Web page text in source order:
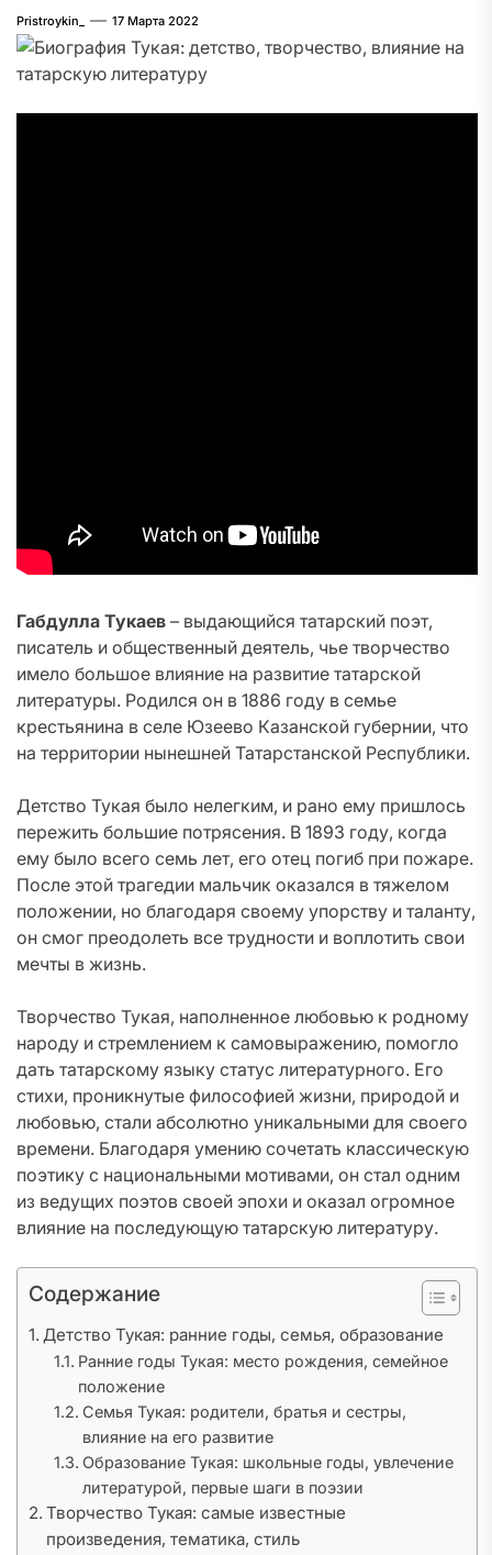
Pristroykin_ 17 Марта 2022
Габдулла Тукаев – выдающийся татарский поэт,
писатель и общественный деятель, чье творчество
имело большое влияние на развитие татарской
литературы. Родился он в 1886 году в семье
крестьянина в селе Юзеево Казанской губернии, что
на территории нынешней Татарстанской Республики.
Детство Тукая было нелегким, и рано ему пришлось
пережить большие потрясения. В 1893 году, когда
ему было всего семь лет, его отец погиб при пожаре.
После этой трагедии мальчик оказался в тяжелом
положении, но благодаря своему упорству и таланту,
он смог преодолеть все трудности и воплотить свои
мечты в жизнь.
Творчество Тукая, наполненное любовью к родному
народу и стремлением к самовыражению, помогло
дать татарскому языку статус литературного. Его
стихи, проникнутые философией жизни, природой и
любовью, стали абсолютно уникальными для своего
времени. Благодаря умению сочетать классическую
поэтику с национальными мотивами, он стал одним
из ведущих поэтов своей эпохи и оказал огромное
влияние на последующую татарскую литературу.
Содержание
Детство Тукая: ранние годы, семья, образование
Ранние годы Тукая: место рождения, семейное
положение
Семья Тукая: родители, братья и сестры,
влияние на его развитие
Образование Тукая: школьные годы, увлечение
литературой, первые шаги в поэзии
Творчество Тукая: самые известные
произведения, тематика, стиль